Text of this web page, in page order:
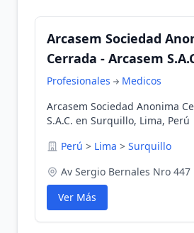
Arcasem Sociedad
Cerrada - Arcasem
Profesionales
Medicos
Arcasem Sociedad Anonima
S.A.C. en Surquillo, Lima, Perú
Perú > Lima > Surquillo
Av Sergio Bernales Nro 447
Ver Más